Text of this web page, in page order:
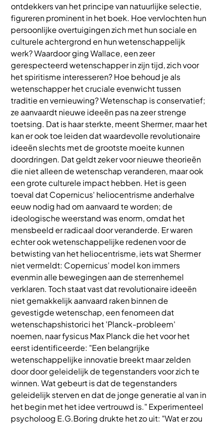
ontdekkers van het principe van natuurlijke selectie,
figureren prominent in het boek. Hoe vervlochten hun
persoonlijke overtuigingen zich met hun sociale en
culturele achtergrond en hun wetenschappelijk
werk? Waardoor ging Wallace, een zeer
gerespecteerd wetenschapper in zijn tijd, zich voor
het spiritisme interesseren? Hoe behoud je als
wetenschapper het cruciale evenwicht tussen
traditie en vernieuwing? Wetenschap is conservatief;
ze aanvaardt nieuwe ideeën pas na zeer strenge
toetsing. Dat is haar sterkte, meent Shermer, maar het
kan er ook toe leiden dat waardevolle revolutionaire
ideeën slechts met de grootste moeite kunnen
doordringen. Dat geldt zeker voor nieuwe theorieën
die niet alleen de wetenschap veranderen, maar ook
een grote culturele impact hebben. Het is geen
toeval dat Copernicus' heliocentrisme anderhalve
eeuw nodig had om aanvaard te worden; de
ideologische weerstand was enorm, omdat het
mensbeeld er radicaal door veranderde. Er waren
echter ook wetenschappelijke redenen voor de
betwisting van het heliocentrisme, iets wat Shermer
niet vermeldt: Copernicus’ model kon immers
evenmin alle bewegingen aan de sterrenhemel
verklaren. Toch staat vast dat revolutionaire ideeën
niet gemakkelijk aanvaard raken binnen de
gevestigde wetenschap, een fenomeen dat
wetenschapshistorici het 'Planck-probleem'
noemen, naar fysicus Max Planck die het voor het
eerst identificeerde: "Een belangrijke
wetenschappelijke innovatie breekt maar zelden
door door geleidelijk de tegenstanders voor zich te
winnen. Wat gebeurt is dat de tegenstanders
geleidelijk sterven en dat de jonge generatie al van in
het begin met het idee vertrouwd is." Experimenteel
psycholoog E.G.Boring drukte het zo uit: "Wat er zou